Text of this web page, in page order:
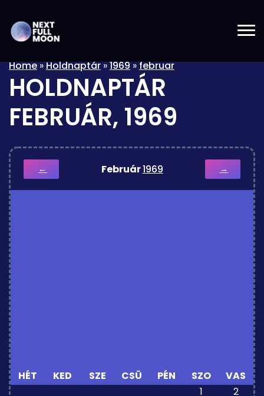
Home»Holdnaptár»1969»februar
HOLDNAPTÁR
FEBRUÁR, 1969
← Február1969 →
HÉT KED SZE CSÜ PÉN SZO
VAS
1
2